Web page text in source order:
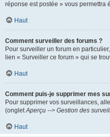
réponse est postée » vous permettra
Haut
Comment surveiller des forums ?
Pour surveiller un forum en
lien « Surveiller ce forum » qui se
Haut
Comment puis-je supprimer mes
Pour supprimer vos surveillances,
(ongletAperçu --> Gestion des
Haut